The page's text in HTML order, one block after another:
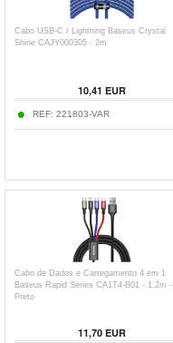
Cabo USB-C / Lightning Baseus Crystal
Shine CAJY000305 - 2m
10,41 EUR
REF: 221803-VAR
Cabo de Dados e Carregamento 4 em 1
Baseus Rapid Series CA1T4-B01 - 1.2m -
Preto
11,70EUR